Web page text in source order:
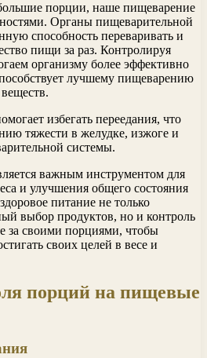
порции, наше пищеварение
Органы пищеварительной
способность переваривать и
пищи за раз. Контролируя
организму более эффективно
лучшему пищеварению
избегать переедания, что
тяжести в желудке, изжоге и
системы.
важным инструментом для
и улучшения общего состояния
питание не только
выбор продуктов, но и контроль
за своими порциями, чтобы
своих целей в весе и
порций на пищевые